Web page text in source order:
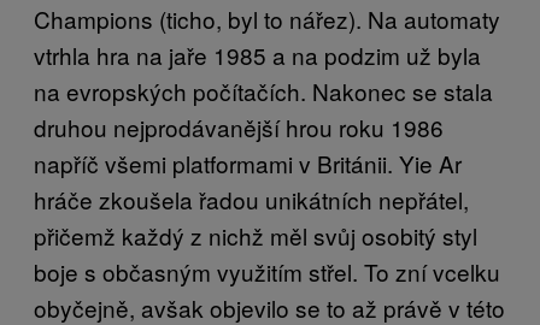
Champions (ticho, byl to nářez). Na automaty
vtrhla hra na jaře 1985 a na podzim už byla
na evropských počítačích. Nakonec se stala
druhou nejprodávanější hrou roku 1986
napříč všemi platformami v Británii. Yie Ar
hráče zkoušela řadou unikátních nepřátel,
přičemž každý z nichž měl svůj osobitý styl
boje s občasným využitím střel. To zní vcelku
obyčejně, avšak objevilo se to až právě v této